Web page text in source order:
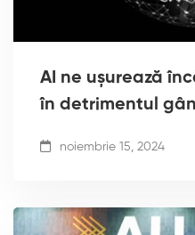
AI ne ușurează
în detrimentul
noiembrie 15, 2024